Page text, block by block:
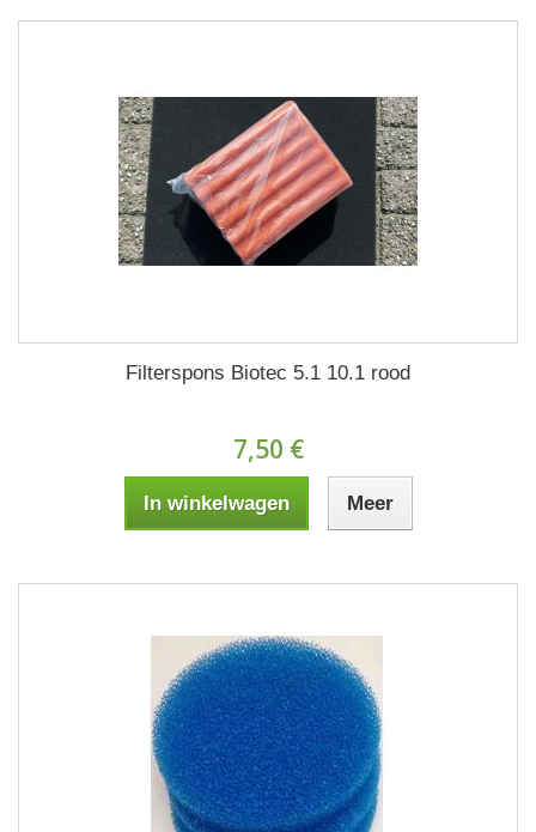
Filterspons Biotec 5.1 10.1 rood
7,50 €
In winkelwagen Meer